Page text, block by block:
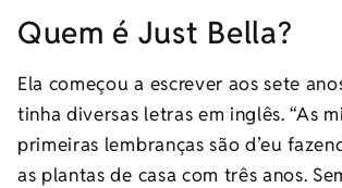
Quem é Just Bella?
Ela começou a escrever aos sete
tinha diversas letras em inglês. “As
primeiras lembranças são d’eu
as plantas de casa com três anos.